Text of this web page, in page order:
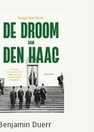
boek 237
personen 249
Duerr